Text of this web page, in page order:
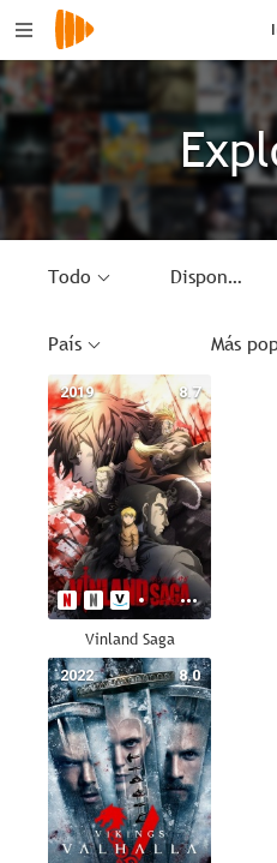
Todo Disponible
País
8.7
2019
Vinland Saga
8.0
2022